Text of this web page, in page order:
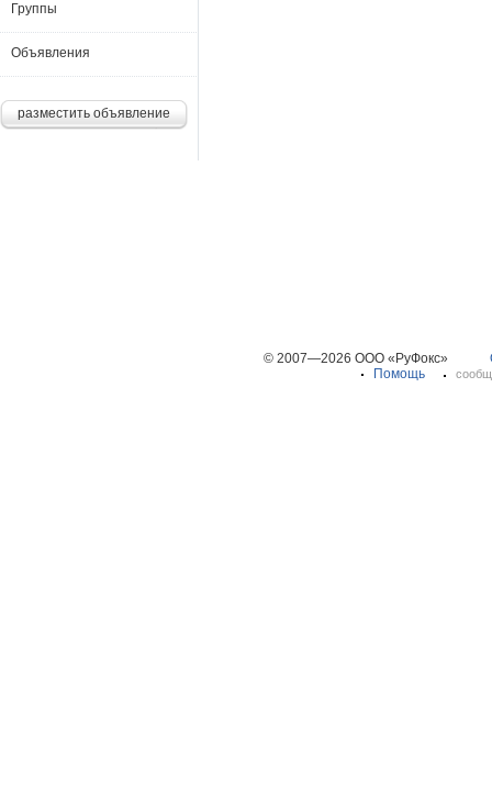
Группы
Объявления
разместить объявление
© 2007—2026 ООО «РуФокс»
Помощь